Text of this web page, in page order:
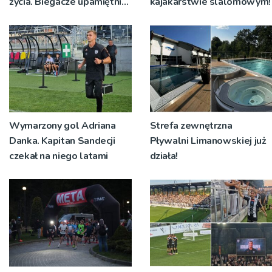
Wymarzony gol Adriana
Danka. Kapitan Sandecji
czekał na niego latami
Strefa zewnętrzna
Pływalni Limanowskiej już
działa!